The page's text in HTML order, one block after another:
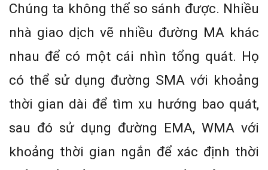
Chúng ta không thể so sánh được. Nhiều
nhà giao dịch vẽ nhiều đường MA khác
nhau để có một cái nhìn tổng quát. Họ
có thể sử dụng đường SMA với khoảng
thời gian dài để tìm xu hướng bao quát,
sau đó sử dụng đường EMA, WMA với
khoảng thời gian ngắn để xác định thời